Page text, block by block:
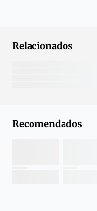
Relacionados
Recomendados